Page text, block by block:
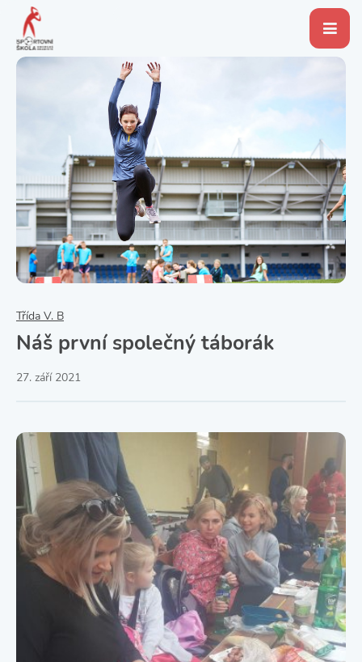
Třída V. B
Náš první společný táborák
27. září 2021